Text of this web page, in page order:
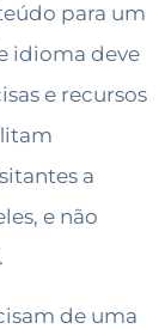
para um
idioma deve
e recursos
a
e não
de uma